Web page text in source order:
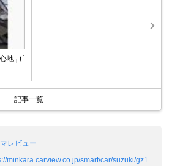
地┐⁠(⁠´⁠
記事一覧
レビュー
minkara.carview.co.jp/smart/car/suzuki/gz1